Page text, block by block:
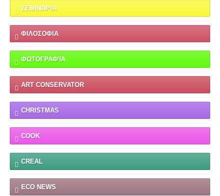
ΣΕΜΙΝΆΡΙΑ
ΦΙΛΟΣΟΦΙΑ
ΦΩΤΟΓΡΑΦΊΑ
ART CONSERVATOR
CHRISTMAS
COOK
CREAL
ECO NEWS